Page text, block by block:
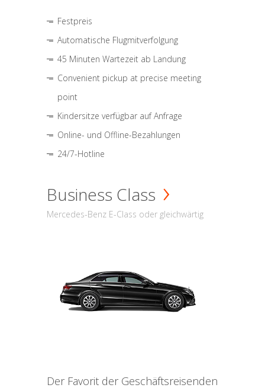
Festpreis
Automatische Flugmitverfolgung
45 Minuten Wartezeit ab Landung
Convenient pickup at precise meeting
point
Kindersitze verfügbar auf Anfrage
Online- und Offline-Bezahlungen
24/7-Hotline
Business Class
Mercedes-Benz E-Class oder gleichwärtig
Der Favorit der Geschäftsreisenden